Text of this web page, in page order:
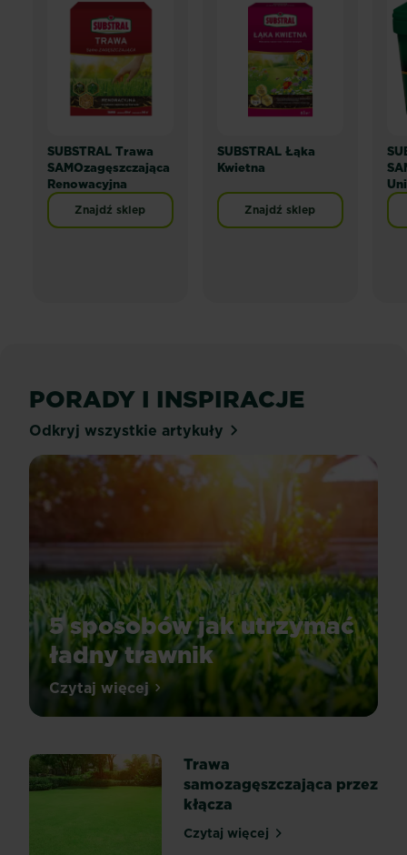
SUBSTRAL Trawa
SAMOzagęszczająca
Renowacyjna
Znajdź sklep
SUBSTRAL Łąka
Kwietna
Znajdź sklep
PORADY I INSPIRACJE
Odkryj wszystkie artykuły
5 sposobów jak utrzymać
ładny trawnik
Integralną
jest
piękny
Czytaj więcej5 sposobów jak utrzymać ładny trawnik
Trawa
samozagęszczająca przez
kłącza
Czytaj więcejTrawa samozagęszczająca